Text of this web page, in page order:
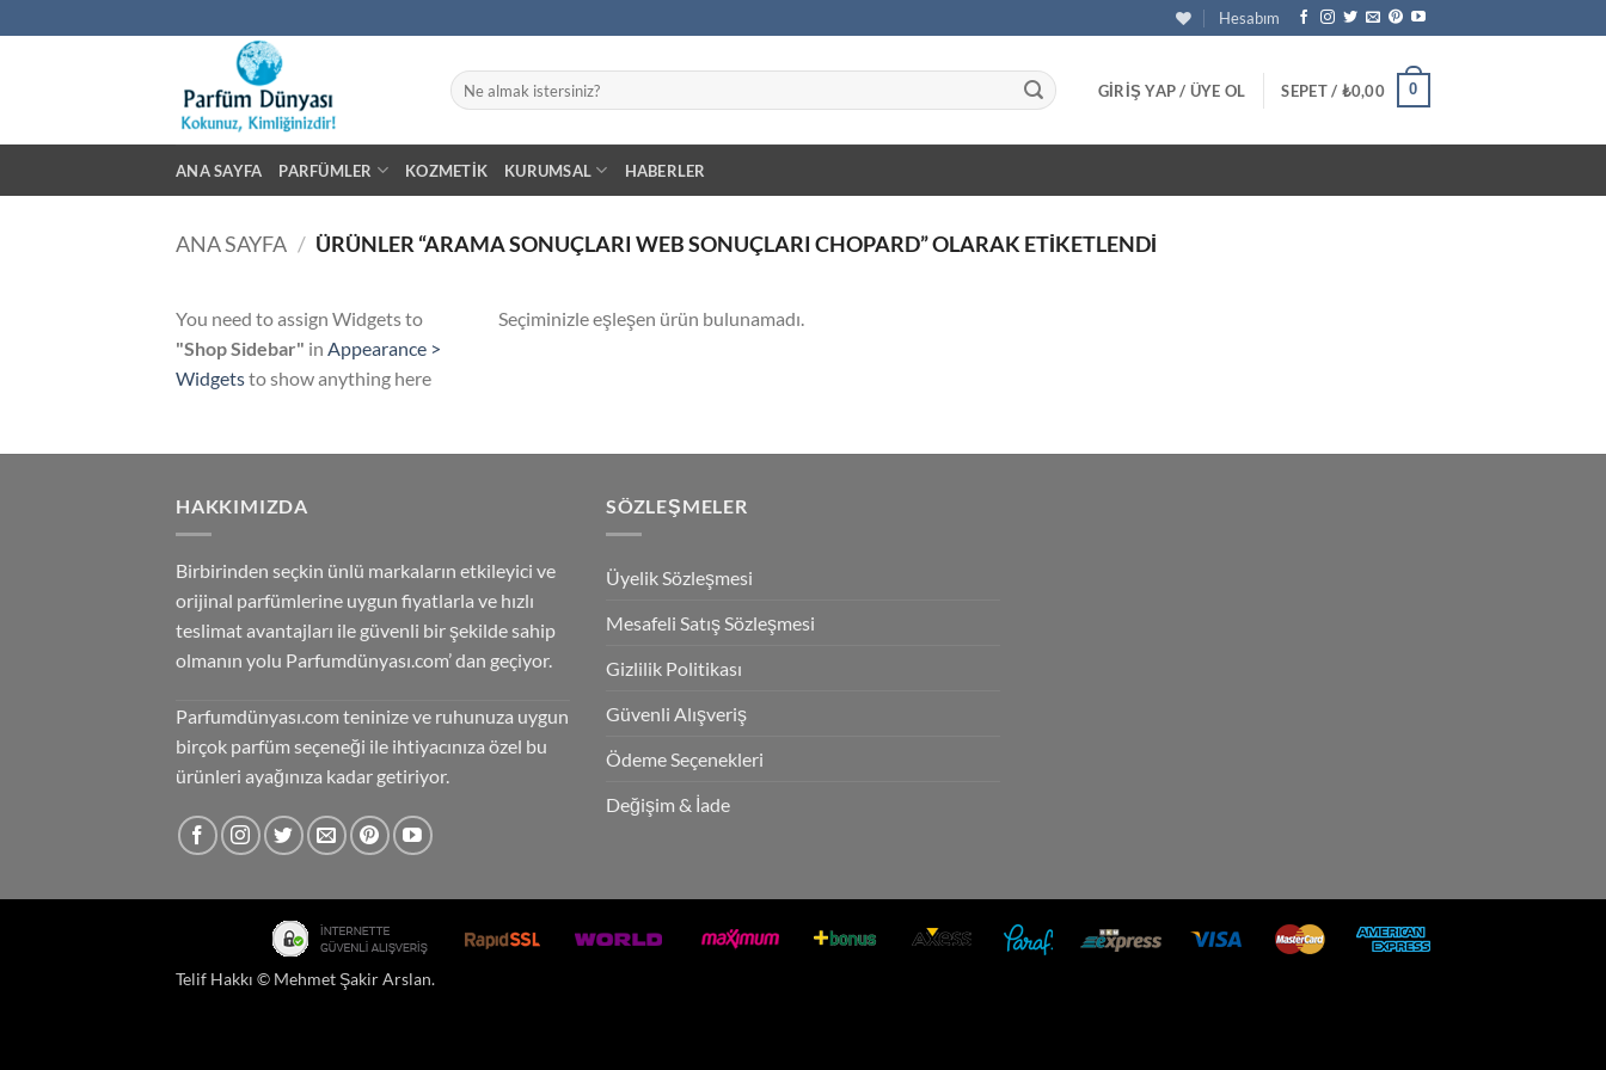
atla
Hesabım
Ara:
GIRIŞ YAP / ÜYE OL SEPET / ₺0,00 0
ANA SAYFA PARFÜMLER KOZMETIK KURUMSAL HABERLER
ANA SAYFA / ÜRÜNLER “ARAMA SONUÇLARI WEB SONUÇLARI CHOPARD” OLARAK ETIKETLENDI
You need to assign Widgets to
"Shop Sidebar" in Appearance >
Widgetsto show anything here
Seçiminizle eşleşen ürün bulunamadı.
HAKKIMIZDA
Birbirinden seçkin ünlü markaların etkileyici ve
orijinal parfümlerine uygun fiyatlarla ve hızlı
teslimat avantajları ile güvenli bir şekilde sahip
olmanın yolu Parfumdünyası.com’ dan geçiyor.
Parfumdünyası.com teninize ve ruhunuza uygun
birçok parfüm seçeneği ile ihtiyacınıza özel bu
ürünleri ayağınıza kadar getiriyor.
SÖZLEŞMELER
Üyelik Sözleşmesi
Mesafeli Satış Sözleşmesi
Gizlilik Politikası
Güvenli Alışveriş
Ödeme Seçenekleri
Değişim & İade
Telif Hakkı © Mehmet Şakir Arslan.